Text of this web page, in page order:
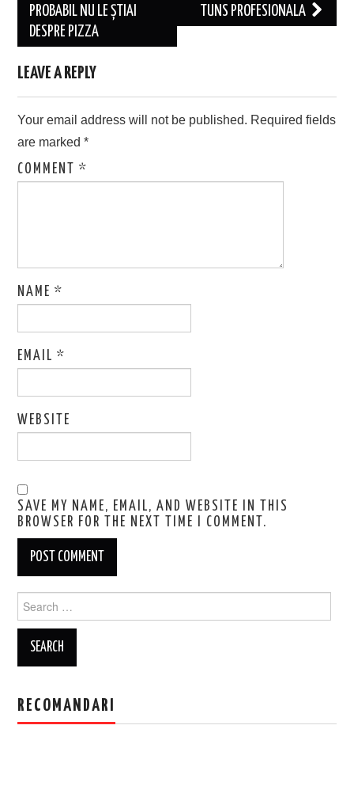
navigation
PROBABIL NU LE ȘTIAI
DESPRE PIZZA
TUNS PROFESIONALA
LEAVE A REPLY
Your email address will not be published. Required fields
are marked*
COMMENT*
NAME*
EMAIL*
WEBSITE
SAVE MY NAME, EMAIL, AND WEBSITE IN THIS
BROWSER FOR THE NEXT TIME I COMMENT.
for:
RECOMANDARI